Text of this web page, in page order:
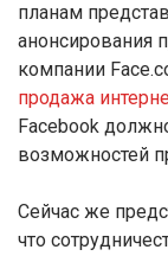
планам
анонсирования
компании
продажа
Facebook
возможностей
Сейчас же
что